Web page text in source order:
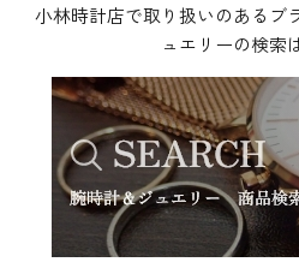
小林時計店で取り扱いのあるブ
ュエリーの検索